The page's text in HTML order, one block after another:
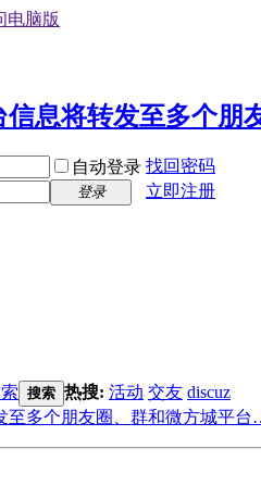
电脑版
自动登录 找回密码
登录 立即注册
搜索 热搜: 活动 交友 discuz
至多个朋友圈、群和微方城平